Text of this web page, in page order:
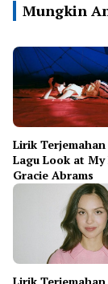
Mungkin
Lirik
Lagu Look at
Gracie Abrams
Lirik